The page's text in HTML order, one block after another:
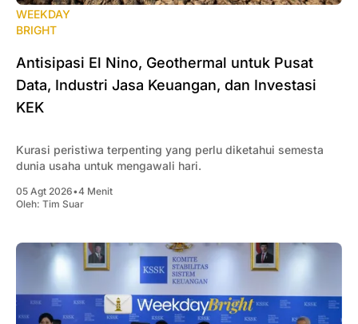
WEEKDAY
BRIGHT
Antisipasi El Nino, Geothermal untuk Pusat
Data, Industri Jasa Keuangan, dan Investasi
KEK
Kurasi peristiwa terpenting yang perlu diketahui semesta
dunia usaha untuk mengawali hari.
05 Agt 2026•4 Menit
Oleh: Tim Suar